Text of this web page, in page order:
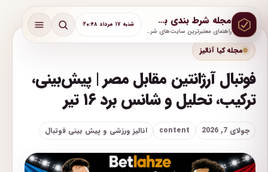
مجله شرط بندی بت لحظه
راهنمای معتبرترین سایت‌های شرط بندی با آموزش و پشتیبانی واقعی
شنبه ۱۷ مرداد ۲۰:۴۸
مجله کیا آنالیز
فوتبال آرژانتین مقابل مصر | پیش‌بینی،
ترکیب، تحلیل و شانس برد ۱۶ تیر
جولای 7, 2026 content انالیز ورزشی و پیش بینی فوتبال